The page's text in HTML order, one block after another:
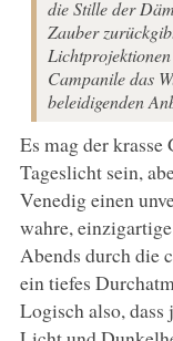
die Stille der
Zauber
Campanile das
beleidigenden
Es mag der
Tageslicht sein,
Venedig einen
wahre,
Abends durch die
ein tiefes
Logisch also, dass